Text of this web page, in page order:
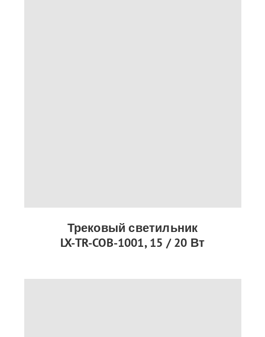
Трековый светильник
LX-TR-COB-1001, 15 / 20 Вт